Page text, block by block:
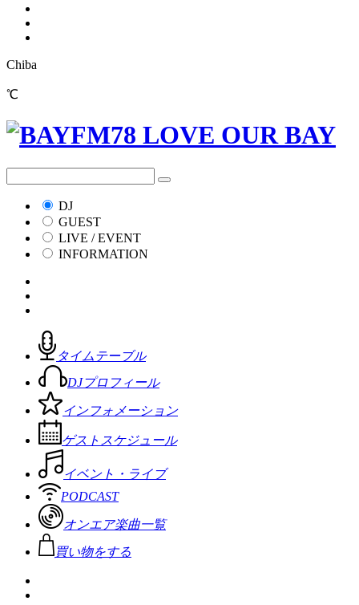
Chiba
℃
DJ
GUEST
LIVE / EVENT
INFORMATION
タイムテーブル
DJプロフィール
インフォメーション
ゲストスケジュール
イベント・ライブ
PODCAST
オンエア楽曲一覧
買い物をする